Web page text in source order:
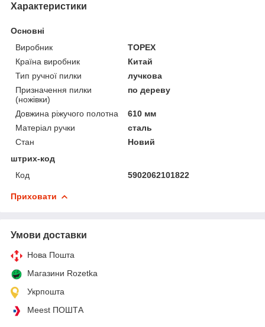
Характеристики
Основні
Виробник
TOPEX
Країна виробник
Китай
Тип ручної пилки
лучкова
Призначення пилки
(ножівки)
по дереву
Довжина ріжучого полотна
610 мм
Матеріал ручки
сталь
Стан
Новий
штрих-код
Код
5902062101822
Приховати
Умови доставки
Нова Пошта
Магазини Rozetka
Укрпошта
Meest ПОШТА